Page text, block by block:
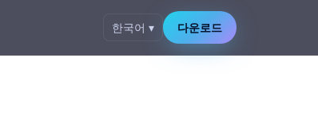
한국어 ▾ 다운로드